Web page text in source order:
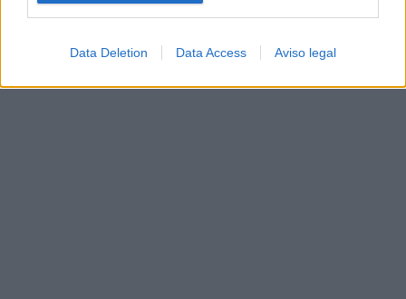
Data Deletion Data Access Aviso legal